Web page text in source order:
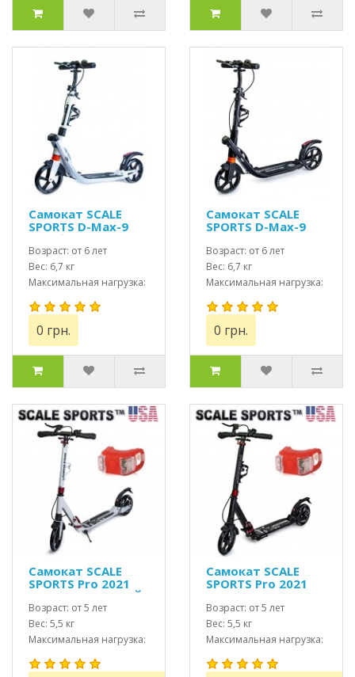
Самокат SCALE
SPORTS D-Max-9
USA белый
Возраст: от 6 лет
Вес: 6,7 кг
Максимальная нагрузка:
до 115 кг
0 грн.
Самокат SCALE
SPORTS D-Max-9
Возраст: от 6 лет
Вес: 6,7 кг
Максимальная нагрузка:
до 115 кг
0 грн.
Самокат SCALE
SPORTS Pro 2021
(ss-04) USA БЕЛЫЙ
Возраст: от 5 лет
Вес: 5,5 кг
Максимальная нагрузка:
до 100 кг
Самокат SCALE
SPORTS Pro 2021
Возраст: от 5 лет
Вес: 5,5 кг
Максимальная нагрузка:
до 100 кг